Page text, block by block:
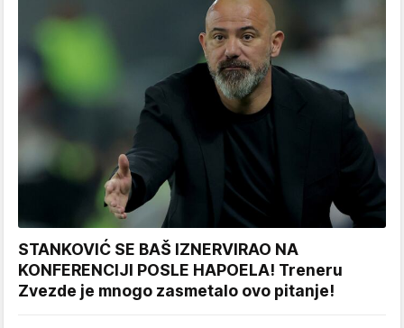
STANKOVIĆ SE BAŠ IZNERVIRAO NA
KONFERENCIJI POSLE HAPOELA! Treneru
Zvezde je mnogo zasmetalo ovo pitanje!